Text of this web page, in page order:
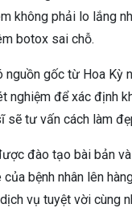
không phải lo lắng
botox sai chỗ.
gốc từ Hoa Kỳ
nghiệm để xác định
sẽ tư vấn cách làm
đào tạo bài bản
bệnh nhân lên
vụ tuyệt vời cùng